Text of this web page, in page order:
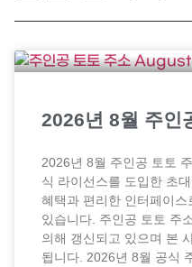
2026년 8월 주인
2026년 8월 주인공 토토
식 라이선스를 도입한 초
혜택과 편리한 인터페이
있습니다. 주인공 토토 주
의해 갱신되고 있으며 본
됩니다. 2026년 8월 공식